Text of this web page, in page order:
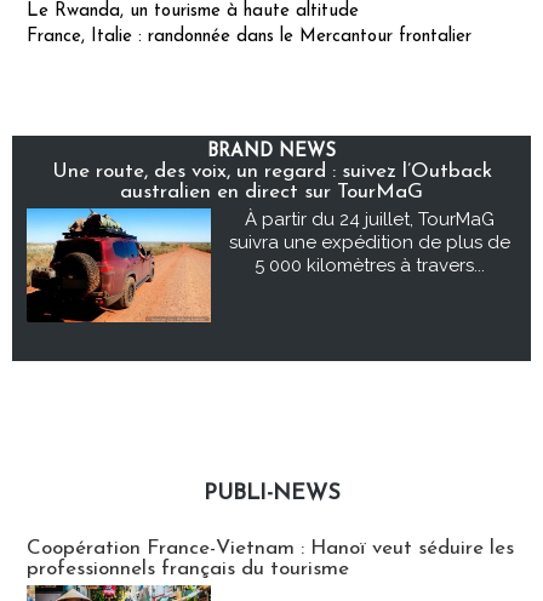
Le Rwanda, un tourisme à haute altitude
France, Italie : randonnée dans le Mercantour frontalier
BRAND NEWS
Une route, des voix, un regard : suivez l’Outback
australien en direct sur TourMaG
À partir du 24 juillet, TourMaG
suivra une expédition de plus de
5 000 kilomètres à travers...
PUBLI-NEWS
Coopération France-Vietnam : Hanoï veut séduire les
professionnels français du tourisme